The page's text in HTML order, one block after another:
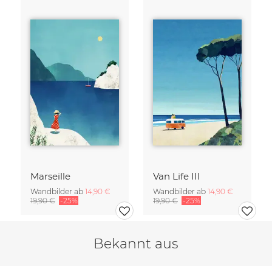
Marseille
Wandbilder ab 14,90 €
19,90 € -25%
Van Life III
Wandbilder ab 14,90 €
19,90 € -25%
Bekannt aus